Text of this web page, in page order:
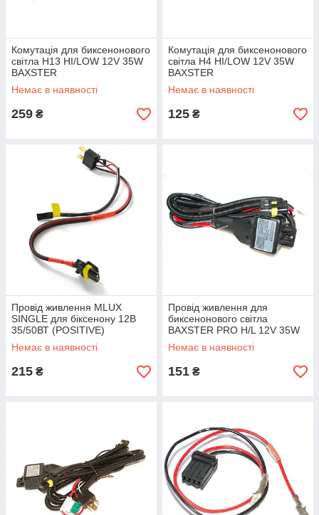
Комутація для биксенонового
світла H13 HI/LOW 12V 35W
BAXSTER
Немає в наявності
259 ₴
Комутація для биксенонового
світла H4 HI/LOW 12V 35W
BAXSTER
Немає в наявності
125 ₴
Провід живлення MLUX
SINGLE для біксенону 12В
35/50ВТ (POSITIVE)
Немає в наявності
215 ₴
Провід живлення для
биксенонового світла
BAXSTER PRO H/L 12V 35W
Немає в наявності
151 ₴